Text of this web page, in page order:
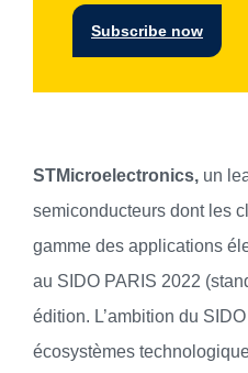
Subscribe now
STMicroelectronics, un
semiconducteurs dont les
gamme des applications
au SIDO PARIS 2022
édition. L’ambition du
écosystèmes